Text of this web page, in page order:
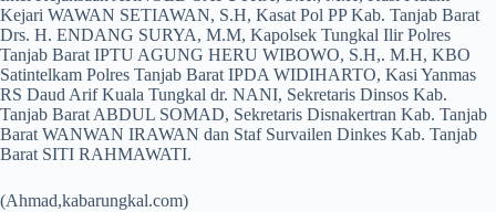
Kejari WAWAN SETIAWAN, S.H, Kasat Pol PP Kab. Tanjab Barat
Drs. H. ENDANG SURYA, M.M, Kapolsek Tungkal Ilir Polres
Tanjab Barat IPTU AGUNG HERU WIBOWO, S.H,. M.H, KBO
Satintelkam Polres Tanjab Barat IPDA WIDIHARTO, Kasi Yanmas
RS Daud Arif Kuala Tungkal dr. NANI, Sekretaris Dinsos Kab.
Tanjab Barat ABDUL SOMAD, Sekretaris Disnakertran Kab. Tanjab
Barat WANWAN IRAWAN dan Staf Survailen Dinkes Kab. Tanjab
Barat SITI RAHMAWATI.
(Ahmad,kabarungkal.com)